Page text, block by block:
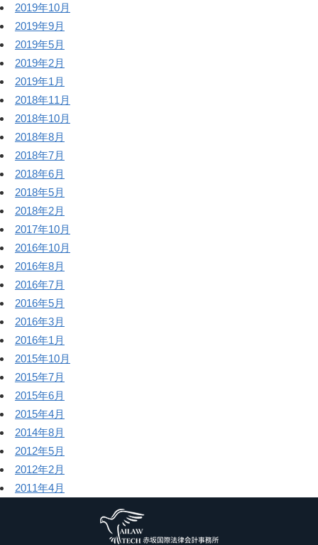
2019年10月
2019年9月
2019年5月
2019年2月
2019年1月
2018年11月
2018年10月
2018年8月
2018年7月
2018年6月
2018年5月
2018年2月
2017年10月
2016年10月
2016年8月
2016年7月
2016年5月
2016年3月
2016年1月
2015年10月
2015年7月
2015年6月
2015年4月
2014年8月
2012年5月
2012年2月
2011年4月